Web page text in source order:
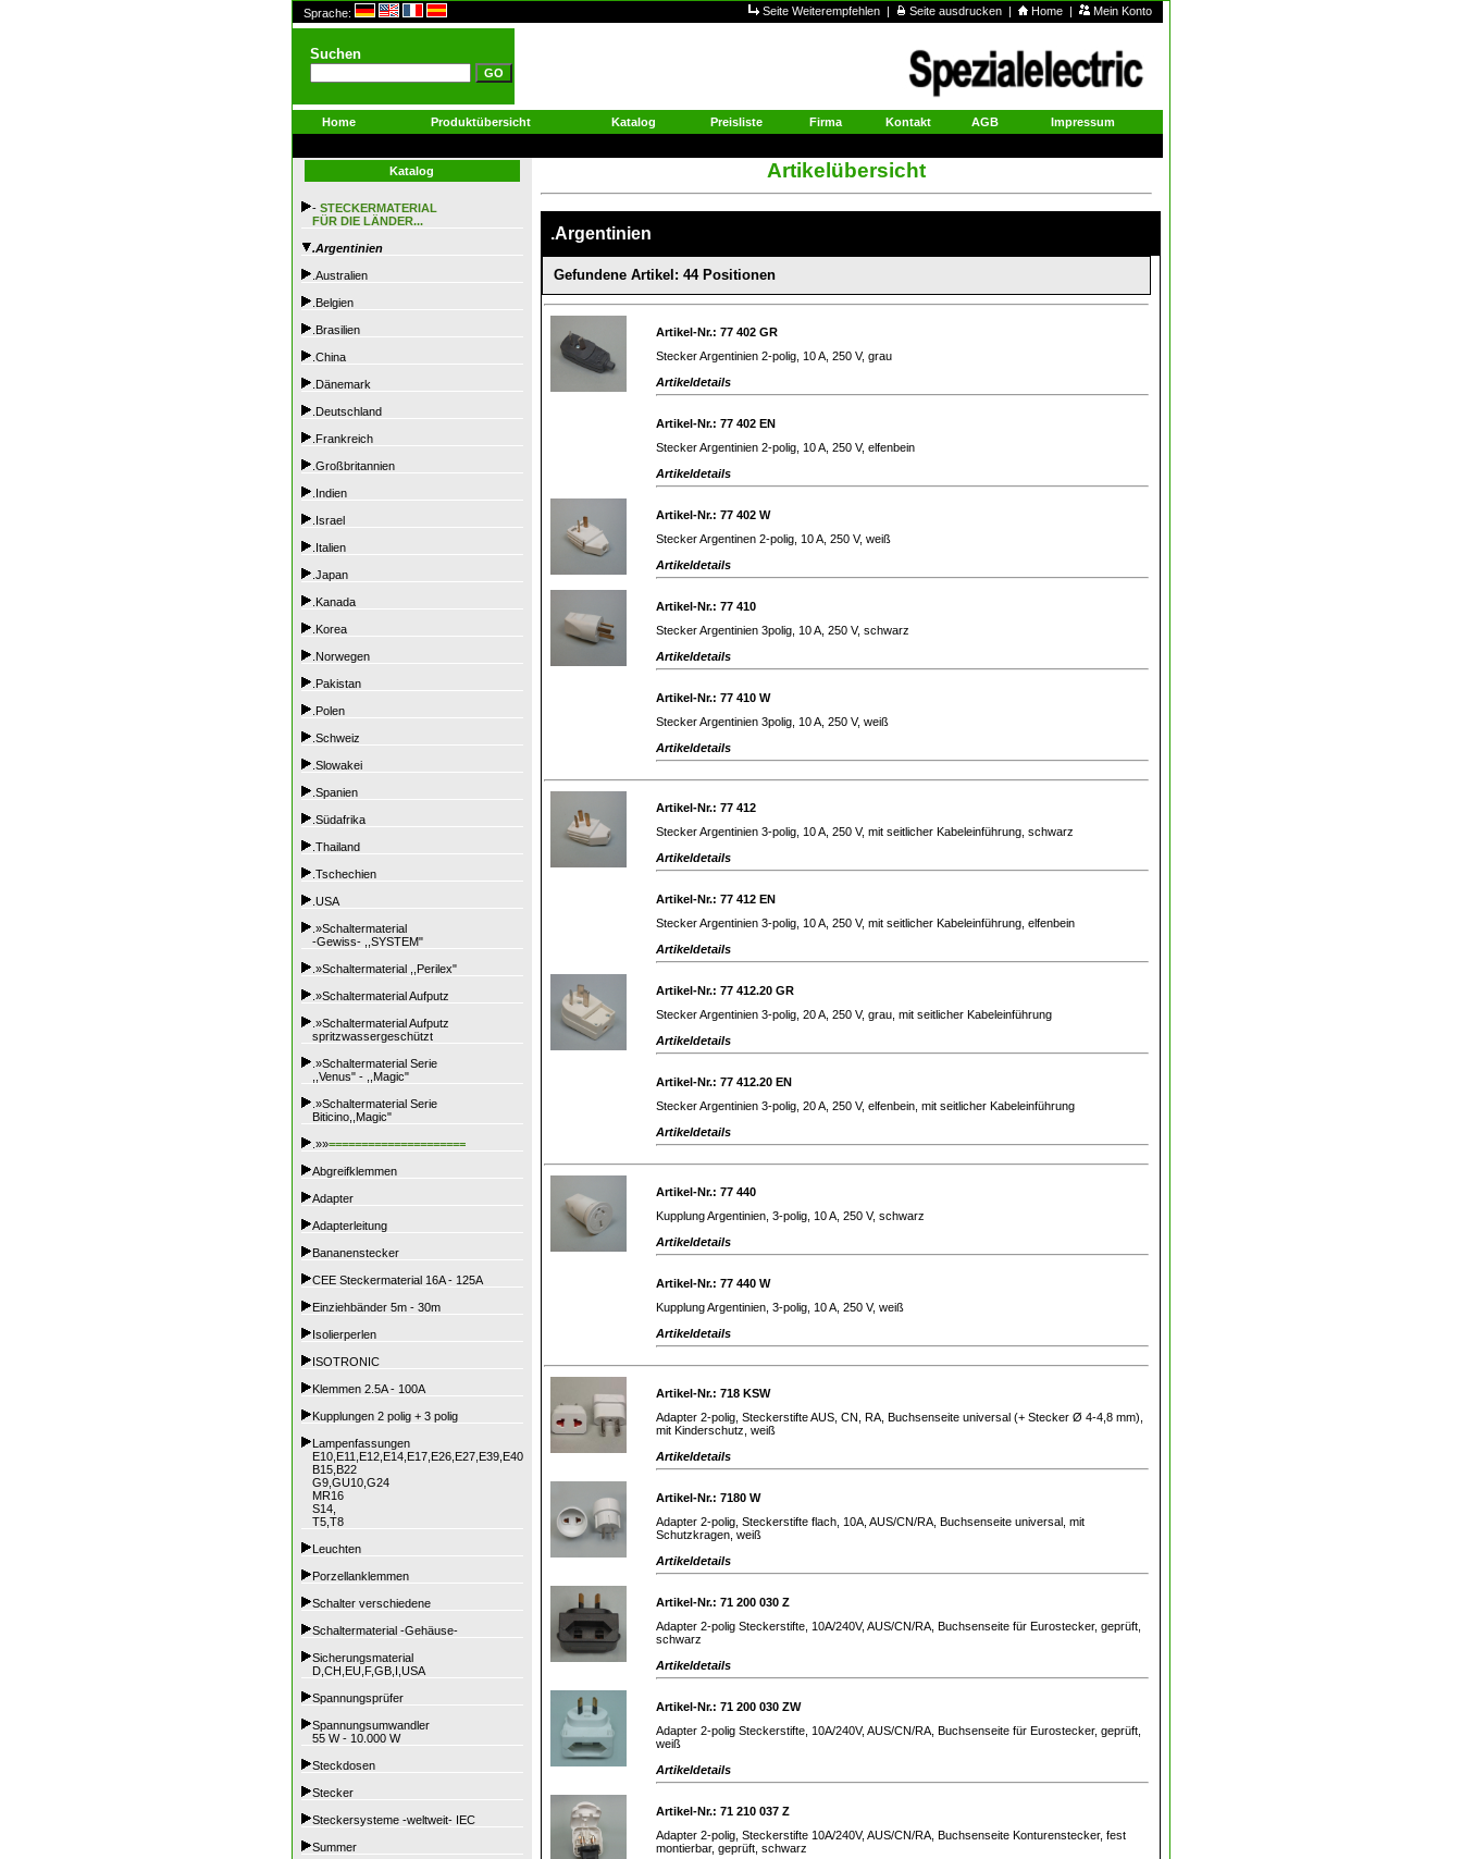
Sprache: Seite Weiterempfehlen | Seite ausdrucken | Home | Mein Konto
Suchen
Home Produktübersicht Katalog Preisliste Firma Kontakt AGB Impressum
Katalog
- STECKERMATERIAL
FÜR DIE LÄNDER...
.Argentinien
.Australien
.Belgien
.Brasilien
.China
.Dänemark
.Deutschland
.Frankreich
.Großbritannien
.Indien
.Israel
.Italien
.Japan
.Kanada
.Korea
.Norwegen
.Pakistan
.Polen
.Schweiz
.Slowakei
.Spanien
.Südafrika
.Thailand
.Tschechien
.USA
.»Schaltermaterial
-Gewiss- ,,SYSTEM"
.»Schaltermaterial ,,Perilex"
.»Schaltermaterial Aufputz
.»Schaltermaterial Aufputz
spritzwassergeschützt
.»Schaltermaterial Serie
,,Venus" - ,,Magic"
.»Schaltermaterial Serie
Biticino,,Magic"
.»»=====================
Abgreifklemmen
Adapter
Adapterleitung
Bananenstecker
CEE Steckermaterial 16A - 125A
Einziehbänder 5m - 30m
Isolierperlen
ISOTRONIC
Klemmen 2.5A - 100A
Kupplungen 2 polig + 3 polig
Lampenfassungen
E10,E11,E12,E14,E17,E26,E27,E39,E40
B15,B22
G9,GU10,G24
MR16
S14,
T5,T8
Leuchten
Porzellanklemmen
Schalter verschiedene
Schaltermaterial -Gehäuse-
Sicherungsmaterial
D,CH,EU,F,GB,I,USA
Spannungsprüfer
Spannungsumwandler
55 W - 10.000 W
Steckdosen
Stecker
Steckersysteme -weltweit- IEC
Summer
Artikelübersicht
.Argentinien
Gefundene Artikel: 44 Positionen
Artikel-Nr.: 77 402 GR
Stecker Argentinien 2-polig, 10 A, 250 V, grau
Artikeldetails
Artikel-Nr.: 77 402 EN
Stecker Argentinien 2-polig, 10 A, 250 V, elfenbein
Artikeldetails
Artikel-Nr.: 77 402 W
Stecker Argentinen 2-polig, 10 A, 250 V, weiß
Artikeldetails
Artikel-Nr.: 77 410
Stecker Argentinien 3polig, 10 A, 250 V, schwarz
Artikeldetails
Artikel-Nr.: 77 410 W
Stecker Argentinien 3polig, 10 A, 250 V, weiß
Artikeldetails
Artikel-Nr.: 77 412
Stecker Argentinien 3-polig, 10 A, 250 V, mit seitlicher Kabeleinführung, schwarz
Artikeldetails
Artikel-Nr.: 77 412 EN
Stecker Argentinien 3-polig, 10 A, 250 V, mit seitlicher Kabeleinführung, elfenbein
Artikeldetails
Artikel-Nr.: 77 412.20 GR
Stecker Argentinien 3-polig, 20 A, 250 V, grau, mit seitlicher Kabeleinführung
Artikeldetails
Artikel-Nr.: 77 412.20 EN
Stecker Argentinien 3-polig, 20 A, 250 V, elfenbein, mit seitlicher Kabeleinführung
Artikeldetails
Artikel-Nr.: 77 440
Kupplung Argentinien, 3-polig, 10 A, 250 V, schwarz
Artikeldetails
Artikel-Nr.: 77 440 W
Kupplung Argentinien, 3-polig, 10 A, 250 V, weiß
Artikeldetails
Artikel-Nr.: 718 KSW
Adapter 2-polig, Steckerstifte AUS, CN, RA, Buchsenseite universal (+ Stecker Ø 4-4,8 mm),
mit Kinderschutz, weiß
Artikeldetails
Artikel-Nr.: 7180 W
Adapter 2-polig, Steckerstifte flach, 10A, AUS/CN/RA, Buchsenseite universal, mit
Schutzkragen, weiß
Artikeldetails
Artikel-Nr.: 71 200 030 Z
Adapter 2-polig Steckerstifte, 10A/240V, AUS/CN/RA, Buchsenseite für Eurostecker, geprüft,
schwarz
Artikeldetails
Artikel-Nr.: 71 200 030 ZW
Adapter 2-polig Steckerstifte, 10A/240V, AUS/CN/RA, Buchsenseite für Eurostecker, geprüft,
weiß
Artikeldetails
Artikel-Nr.: 71 210 037 Z
Adapter 2-polig, Steckerstifte 10A/240V, AUS/CN/RA, Buchsenseite Konturenstecker, fest
montierbar, geprüft, schwarz